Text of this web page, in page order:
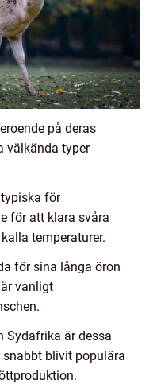
på deras
välkända typer
för
för att klara svåra
temperaturer.
för sina långa öron
vanligt
Sydafrika är dessa
blivit populära